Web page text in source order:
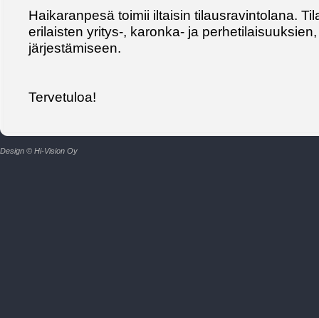
Haikaranpesä toimii iltaisin tilausravintolana.
erilaisten yritys-, karonka- ja
järjestämiseen.
Tervetuloa!
Design © Hi-Vision Oy